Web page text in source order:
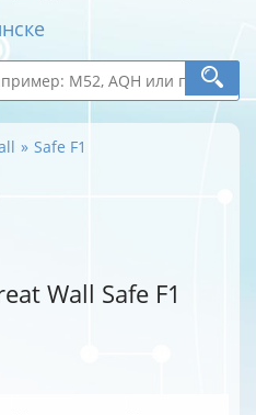
Safe F1
Wall Safe F1